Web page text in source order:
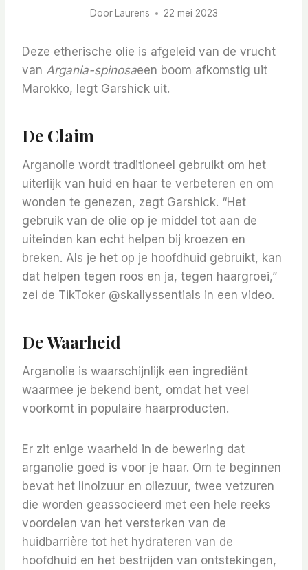
Door Laurens 22 mei 2023
Deze etherische olie is afgeleid van de vrucht
van Argania-spinosaeen boom afkomstig uit
Marokko, legt Garshick uit.
De Claim
Arganolie wordt traditioneel gebruikt om het
uiterlijk van huid en haar te verbeteren en om
wonden te genezen, zegt Garshick. “Het
gebruik van de olie op je middel tot aan de
uiteinden kan echt helpen bij kroezen en
breken. Als je het op je hoofdhuid gebruikt, kan
dat helpen tegen roos en ja, tegen haargroei,”
zei de TikToker @skallyssentials in een video.
De Waarheid
Arganolie is waarschijnlijk een ingrediënt
waarmee je bekend bent, omdat het veel
voorkomt in populaire haarproducten.
Er zit enige waarheid in de bewering dat
arganolie goed is voor je haar. Om te beginnen
bevat het linolzuur en oliezuur, twee vetzuren
die worden geassocieerd met een hele reeks
voordelen van het versterken van de
huidbarrière tot het hydrateren van de
hoofdhuid en het bestrijden van ontstekingen,